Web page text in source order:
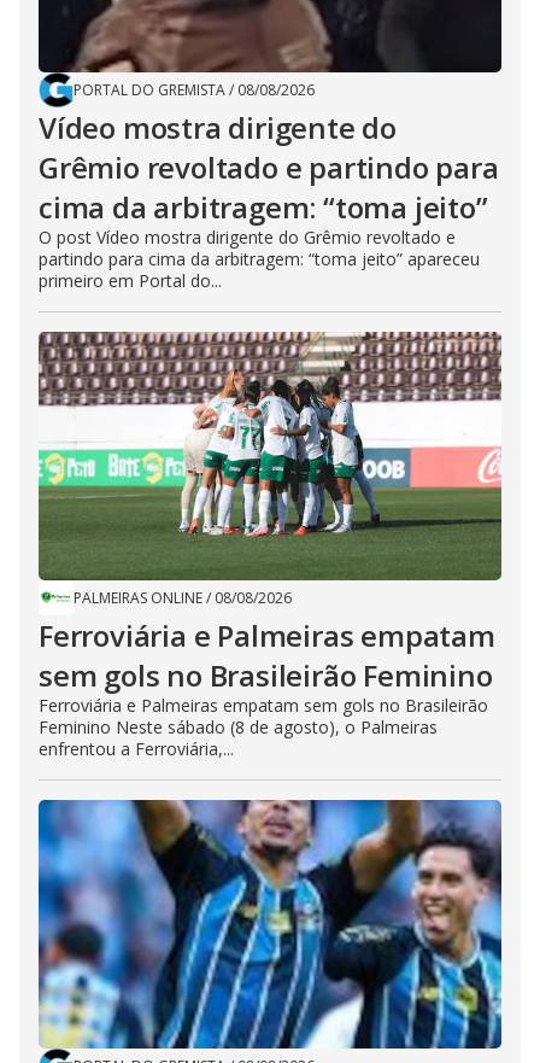
PORTAL DO GREMISTA/ 08/08/2026
Vídeo mostra dirigente do
Grêmio revoltado e partindo para
cima da arbitragem: “toma jeito”
O post Vídeo mostra dirigente do Grêmio revoltado e
partindo para cima da arbitragem: “toma jeito” apareceu
primeiro em Portal do...
PALMEIRAS ONLINE/ 08/08/2026
Ferroviária e Palmeiras empatam
sem gols no Brasileirão Feminino
Ferroviária e Palmeiras empatam sem gols no Brasileirão
Feminino Neste sábado (8 de agosto), o Palmeiras
enfrentou a Ferroviária,...